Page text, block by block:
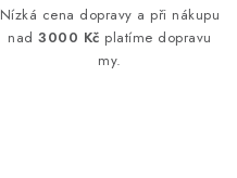
Nízká cena dopravy a při nákupu
nad3000 Kč platíme dopravu
my.